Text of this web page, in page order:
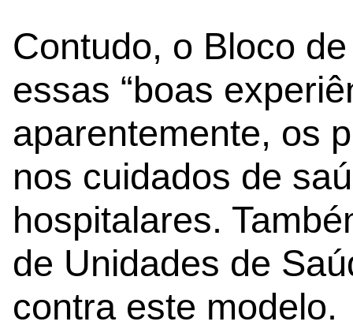
Contudo, o Bloco
essas “boas
aparentemente, os
nos cuidados de
hospitalares.
de Unidades de
contra este modelo.